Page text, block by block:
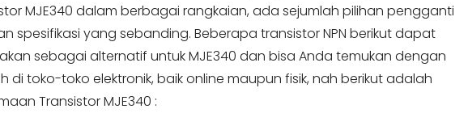
MJE340 dalam berbagai rangkaian, ada sejumlah pilihan pengganti
spesifikasi yang sebanding. Beberapa transistor NPN berikut dapat
sebagai alternatif untuk MJE340 dan bisa Anda temukan dengan
di toko-toko elektronik, baik online maupun fisik, nah berikut adalah
Transistor MJE340 :